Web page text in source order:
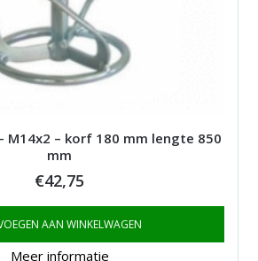
M14x2 – korf 180 mm lengte 850
mm
€42,75
AAN WINKELWAGEN
Meer informatie